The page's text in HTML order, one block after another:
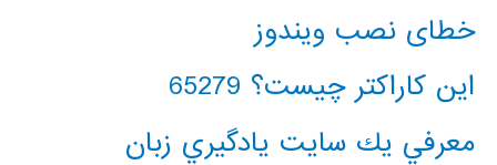
خطای نصب ویندوز
این کاراکتر چیست؟ 65279
معرفي يك سايت يادگيري زبان